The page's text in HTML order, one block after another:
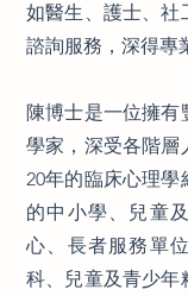
如醫生、護士、社
諮詢服務，深得專
陳博士是一位擁有
學家，深受各階層
20年的臨床心理
的中小學、兒童
心、長者服務單
科、兒童及青少年